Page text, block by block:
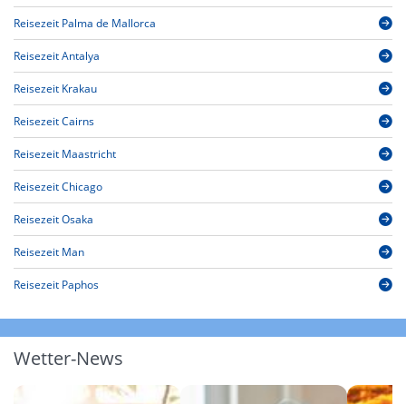
Reisezeit Palma de Mallorca
Reisezeit Antalya
Reisezeit Krakau
Reisezeit Cairns
Reisezeit Maastricht
Reisezeit Chicago
Reisezeit Osaka
Reisezeit Man
Reisezeit Paphos
Wetter-News